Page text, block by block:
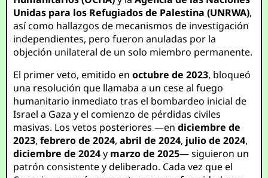
Unidas para los Refugiados de Palestina (UNRWA),
así como hallazgos de mecanismos de investigación
independientes, pero fueron anuladas por la
objeción unilateral de un solo miembro permanente.
El primer veto, emitido enoctubre de 2023, bloqueó
una resolución que llamaba a un cese al fuego
humanitario inmediato tras el bombardeo inicial de
Israel a Gaza y el comienzo de pérdidas civiles
masivas. Los vetos posteriores —endiciembre de
2023,febrero de 2024,abril de 2024, julio de 2024,
diciembre de 2024y marzo de 2025— siguieron un
patrón consistente y deliberado. Cada vez que el